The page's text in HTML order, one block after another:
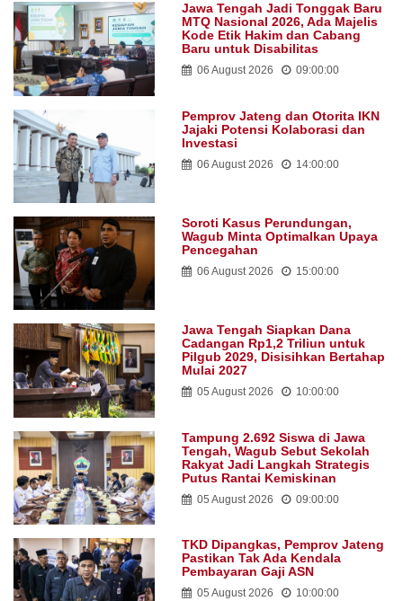
Jawa Tengah Jadi Tonggak Baru
MTQ Nasional 2026, Ada Majelis
Kode Etik Hakim dan Cabang
Baru untuk Disabilitas
06 August 2026 09:00:00
Pemprov Jateng dan Otorita IKN
Jajaki Potensi Kolaborasi dan
Investasi
06 August 2026 14:00:00
Soroti Kasus Perundungan,
Wagub Minta Optimalkan Upaya
Pencegahan
06 August 2026 15:00:00
Jawa Tengah Siapkan Dana
Cadangan Rp1,2 Triliun untuk
Pilgub 2029, Disisihkan Bertahap
Mulai 2027
05 August 2026 10:00:00
Tampung 2.692 Siswa di Jawa
Tengah, Wagub Sebut Sekolah
Rakyat Jadi Langkah Strategis
Putus Rantai Kemiskinan
05 August 2026 09:00:00
TKD Dipangkas, Pemprov Jateng
Pastikan Tak Ada Kendala
Pembayaran Gaji ASN
05 August 2026 10:00:00